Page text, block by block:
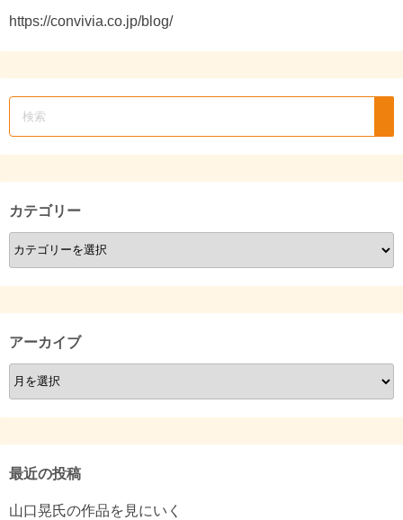
https://convivia.co.jp/blog/
カテゴリー
カ
テ
ゴ
リ
ー
アーカイブ
ア
ー
カ
イ
ブ
最近の投稿
山口晃氏の作品を見にいく